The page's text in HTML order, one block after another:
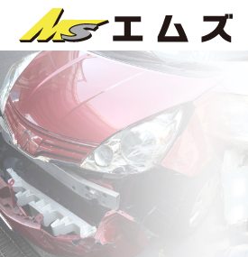
HOME
企業紹介
サービス紹介